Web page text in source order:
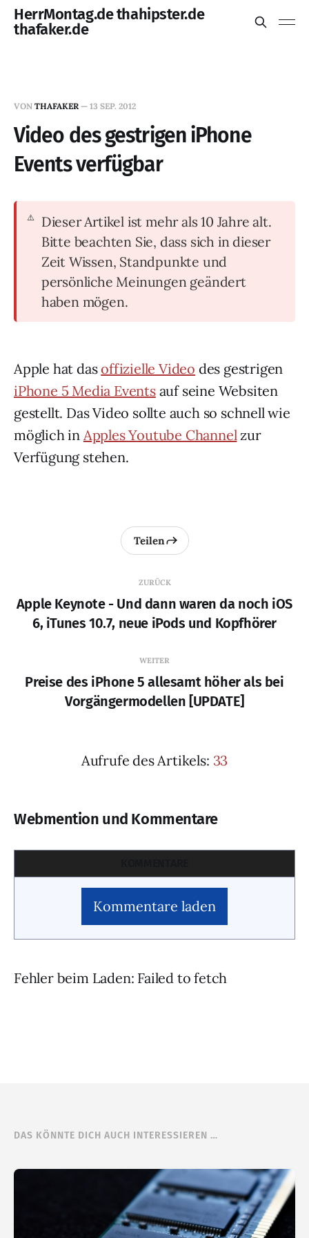
HerrMontag.de thahipster.de
thafaker.de
VON THAFAKER — 13 SEP. 2012
Video des gestrigen iPhone
Events verfügbar
Dieser Artikel ist mehr als 10 Jahre alt.
Bitte beachten Sie, dass sich in dieser
Zeit Wissen, Standpunkte und
persönliche Meinungen geändert
haben mögen.
Apple hat dasoffizielle Video des gestrigen
iPhone 5 Media Eventsauf seine Websiten
gestellt. Das Video sollte auch so schnell wie
möglich in Apples Youtube Channelzur
Verfügung stehen.
ZURÜCK
Apple Keynote - Und dann waren da noch iOS
6, iTunes 10.7, neue iPods und Kopfhörer
Teilen
WEITER
Preise des iPhone 5 allesamt höher als bei
Vorgängermodellen [UPDATE]
Aufrufe des Artikels: 33
Webmention und Kommentare
Kommentare laden
Fehler beim Laden: Failed to fetch
DAS KÖNNTE DICH AUCH INTERESSIEREN …